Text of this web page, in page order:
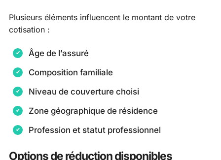
Plusieurs éléments influencent le montant de votre
cotisation :
Âge de l’assuré
Composition familiale
Niveau de couverture choisi
Zone géographique de résidence
Profession et statut professionnel
Options de réduction disponibles